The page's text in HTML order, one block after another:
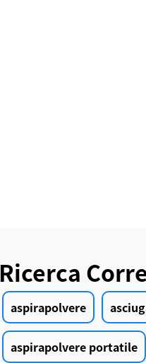
Ricerca
aspirapolvere
aspirapolvere portatile